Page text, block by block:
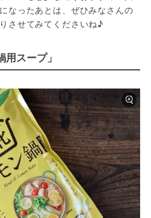
なったあとは、ぜひみなさんの
させてみてくださいね♪
スープ」